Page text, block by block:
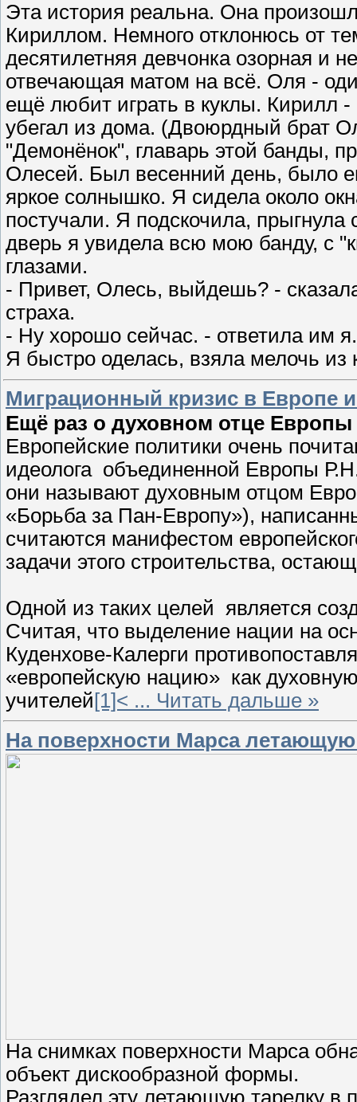
Эта история реальна. Она
Кириллом. Немного отклонюсь от
десятилетняя девчонка озорная и
отвечающая матом на всё. Оля -
ещё любит играть в куклы. Кирилл
убегал из дома. (Двоюрдный брат
"Демонёнок", главарь этой банды,
Олесей. Был весенний день, было
яркое солнышко. Я сидела около
постучали. Я подскочила,
дверь я увидела всю мою банду, с
глазами.
- Привет, Олесь, выйдешь? -
страха.
- Ну хорошо сейчас. - ответила им я.
Я быстро оделась, взяла мелочь
Миграционный кризис в Европе и
Ещё раз о духовном отце Европы
Европейские политики очень
идеолога объединенной Европы
они называют духовным отцом
«Борьба за Пан-Европу»),
считаются манифестом
задачи этого строительства,
Одной из таких целей является
Считая, что выделение нации на
Куденхове-Калерги
«европейскую нацию» как
учителей [1]< ... Читать дальше »
На поверхности Марса летающую
На снимках поверхности Марса
объект дискообразной формы.
Разглядел эту летающую тарелку в